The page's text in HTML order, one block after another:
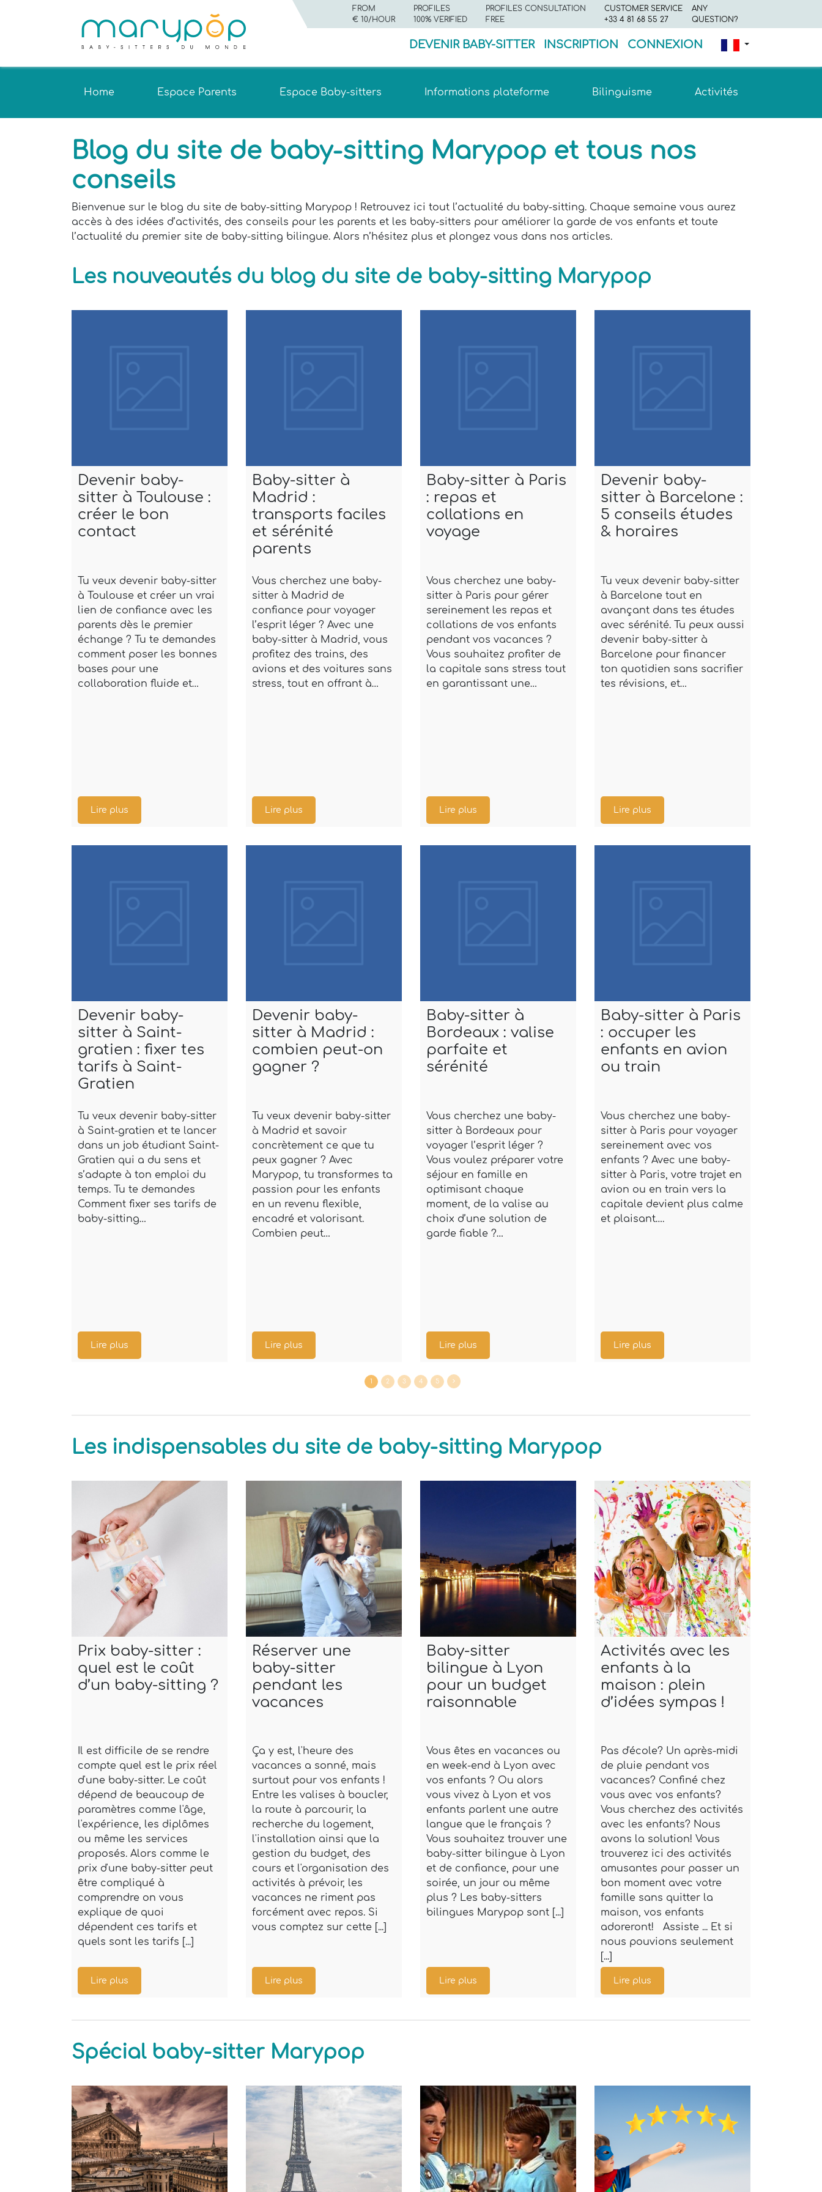
FROM
€ 10/HOUR
PROFILES
100% VERIFIED
PROFILES CONSULTATION
FREE
CUSTOMER SERVICE
+33 4 81 68 55 27
ANY
QUESTION?
DEVENIR BABY-SITTER INSCRIPTION CONNEXION
Home Espace Parents Espace Baby-sitters Informations plateforme Bilinguisme Activités
Blog du site de baby-sitting Marypop et tous nos
conseils
Bienvenue sur le blog du site de baby-sitting Marypop ! Retrouvez ici tout l’actualité du baby-sitting. Chaque semaine vous aurez
accès à des idées d’activités, des conseils pour les parents et les baby-sitters pour améliorer la garde de vos enfants et toute
l’actualité du premier site de baby-sitting bilingue. Alors n’hésitez plus et plongez vous dans nos articles.
Les nouveautés du blog du site de baby-sitting Marypop
Devenir baby-
sitter à Toulouse :
créer le bon
contact
Tu veux devenir baby-sitter
à Toulouse et créer un vrai
lien de confiance avec les
parents dès le premier
échange ? Tu te demandes
comment poser les bonnes
bases pour une
collaboration fluide et…
Lire plus
Baby-sitter à
Madrid :
transports faciles
et sérénité
parents
Vous cherchez une baby-
sitter à Madrid de
confiance pour voyager
l’esprit léger ? Avec une
baby-sitter à Madrid, vous
profitez des trains, des
avions et des voitures sans
stress, tout en offrant à…
Lire plus
Baby-sitter à Paris
: repas et
collations en
voyage
Vous cherchez une baby-
sitter à Paris pour gérer
sereinement les repas et
collations de vos enfants
pendant vos vacances ?
Vous souhaitez profiter de
la capitale sans stress tout
en garantissant une…
Lire plus
Devenir baby-
sitter à Barcelone :
5 conseils études
& horaires
Tu veux devenir baby-sitter
à Barcelone tout en
avançant dans tes études
avec sérénité. Tu peux aussi
devenir baby-sitter à
Barcelone pour financer
ton quotidien sans sacrifier
tes révisions, et…
Lire plus
Devenir baby-
sitter à Saint-
gratien : fixer tes
tarifs à Saint-
Gratien
Tu veux devenir baby-sitter
à Saint-gratien et te lancer
dans un job étudiant Saint-
Gratien qui a du sens et
s’adapte à ton emploi du
temps. Tu te demandes
Comment fixer ses tarifs de
baby-sitting…
Lire plus
Devenir baby-
sitter à Madrid :
combien peut-on
gagner ?
Tu veux devenir baby-sitter
à Madrid et savoir
concrètement ce que tu
peux gagner ? Avec
Marypop, tu transformes ta
passion pour les enfants
en un revenu flexible,
encadré et valorisant.
Combien peut…
Lire plus
Baby-sitter à
Bordeaux : valise
parfaite et
sérénité
Vous cherchez une baby-
sitter à Bordeaux pour
voyager l’esprit léger ?
Vous voulez préparer votre
séjour en famille en
optimisant chaque
moment, de la valise au
choix d’une solution de
garde fiable ?…
Lire plus
Baby-sitter à Paris
: occuper les
enfants en avion
ou train
Vous cherchez une baby-
sitter à Paris pour voyager
sereinement avec vos
enfants ? Avec une baby-
sitter à Paris, votre trajet en
avion ou en train vers la
capitale devient plus calme
et plaisant….
Lire plus
1 2 3 4 5
Les indispensables du site de baby-sitting Marypop
Prix baby-sitter :
quel est le coût
d’un baby-sitting ?
Il est difficile de se rendre
compte quel est le prix réel
d'une baby-sitter. Le coût
dépend de beaucoup de
paramètres comme l'âge,
l'expérience, les diplômes
ou même les services
proposés. Alors comme le
prix d'une baby-sitter peut
être compliqué à
comprendre on vous
explique de quoi
dépendent ces tarifs et
quels sont les tarifs [...]
Lire plus
Réserver une
baby-sitter
pendant les
vacances
Ça y est, l'heure des
vacances a sonné, mais
surtout pour vos enfants !
Entre les valises à boucler,
la route à parcourir, la
recherche du logement,
l'installation ainsi que la
gestion du budget, des
cours et l'organisation des
activités à prévoir, les
vacances ne riment pas
forcément avec repos. Si
vous comptez sur cette [...]
Lire plus
Baby-sitter
bilingue à Lyon
pour un budget
raisonnable
Vous êtes en vacances ou
en week-end à Lyon avec
vos enfants ? Ou alors
vous vivez à Lyon et vos
enfants parlent une autre
langue que le français ?
Vous souhaitez trouver une
baby-sitter bilingue à Lyon
et de confiance, pour une
soirée, un jour ou même
plus ? Les baby-sitters
bilingues Marypop sont [...]
Lire plus
Activités avec les
enfants à la
maison : plein
d’idées sympas !
Pas d'école? Un après-midi
de pluie pendant vos
vacances? Confiné chez
vous avec vos enfants?
Vous cherchez des activités
avec les enfants? Nous
avons la solution! Vous
trouverez ici des activités
amusantes pour passer un
bon moment avec votre
famille sans quitter la
maison, vos enfants
adoreront! Assiste ... Et si
nous pouvions seulement
[...]
Lire plus
Spécial baby-sitter Marypop